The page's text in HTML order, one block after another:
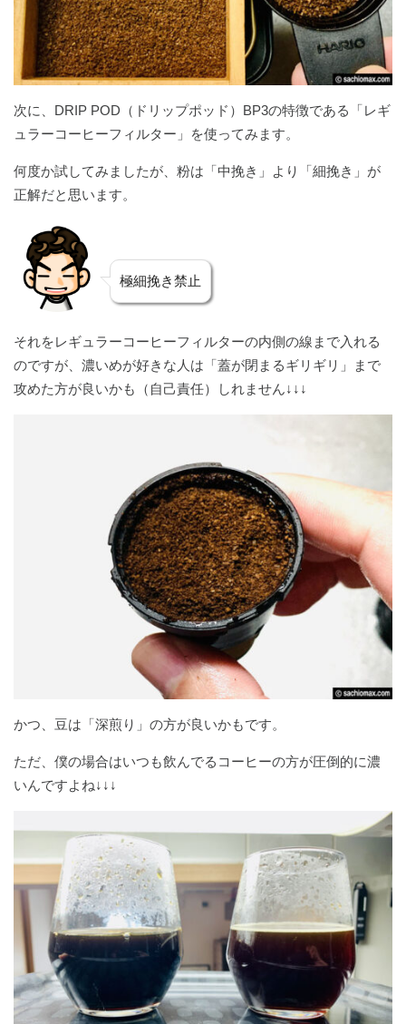
次に、DRIP POD（ドリップポッド）BP3の特徴である「レギ
ュラーコーヒーフィルター」を使ってみます。
何度か試してみましたが、粉は「中挽き」より「細挽き」が
正解だと思います。
極細挽き禁止
それをレギュラーコーヒーフィルターの内側の線まで入れる
のですが、濃いめが好きな人は「蓋が閉まるギリギリ」まで
攻めた方が良いかも（自己責任）しれません↓↓↓
かつ、豆は「深煎り」の方が良いかもです。
ただ、僕の場合はいつも飲んでるコーヒーの方が圧倒的に濃
いんですよね↓↓↓